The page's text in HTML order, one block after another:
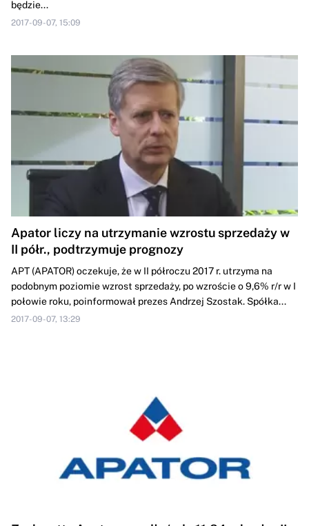
będzie...
2017-09-07, 15:09
Apator liczy na utrzymanie wzrostu sprzedaży w
II półr., podtrzymuje prognozy
APT (APATOR) oczekuje, że w II półroczu 2017 r. utrzyma na
podobnym poziomie wzrost sprzedaży, po wzroście o 9,6% r/r w I
połowie roku, poinformował prezes Andrzej Szostak. Spółka...
2017-09-07, 13:29